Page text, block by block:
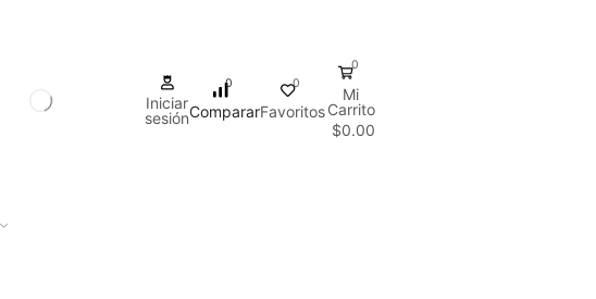
Iniciar
sesión
0
Comparar
0
Favoritos
0
Mi
Carrito
$0.00